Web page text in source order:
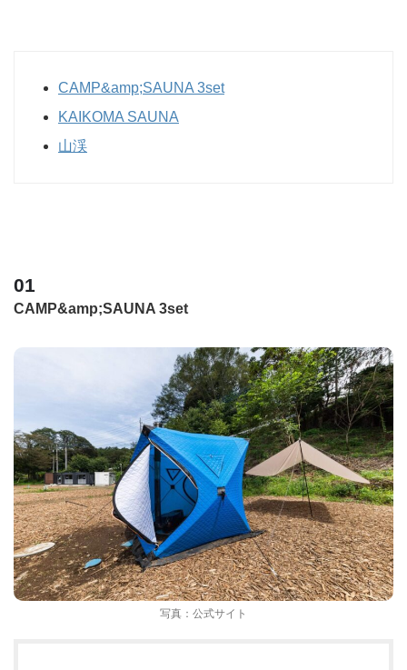
CAMP&amp;SAUNA 3set
KAIKOMA SAUNA
山渓
CAMP&amp;SAUNA 3set
写真：公式サイト